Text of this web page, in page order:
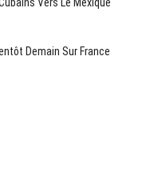
Demain Sur France